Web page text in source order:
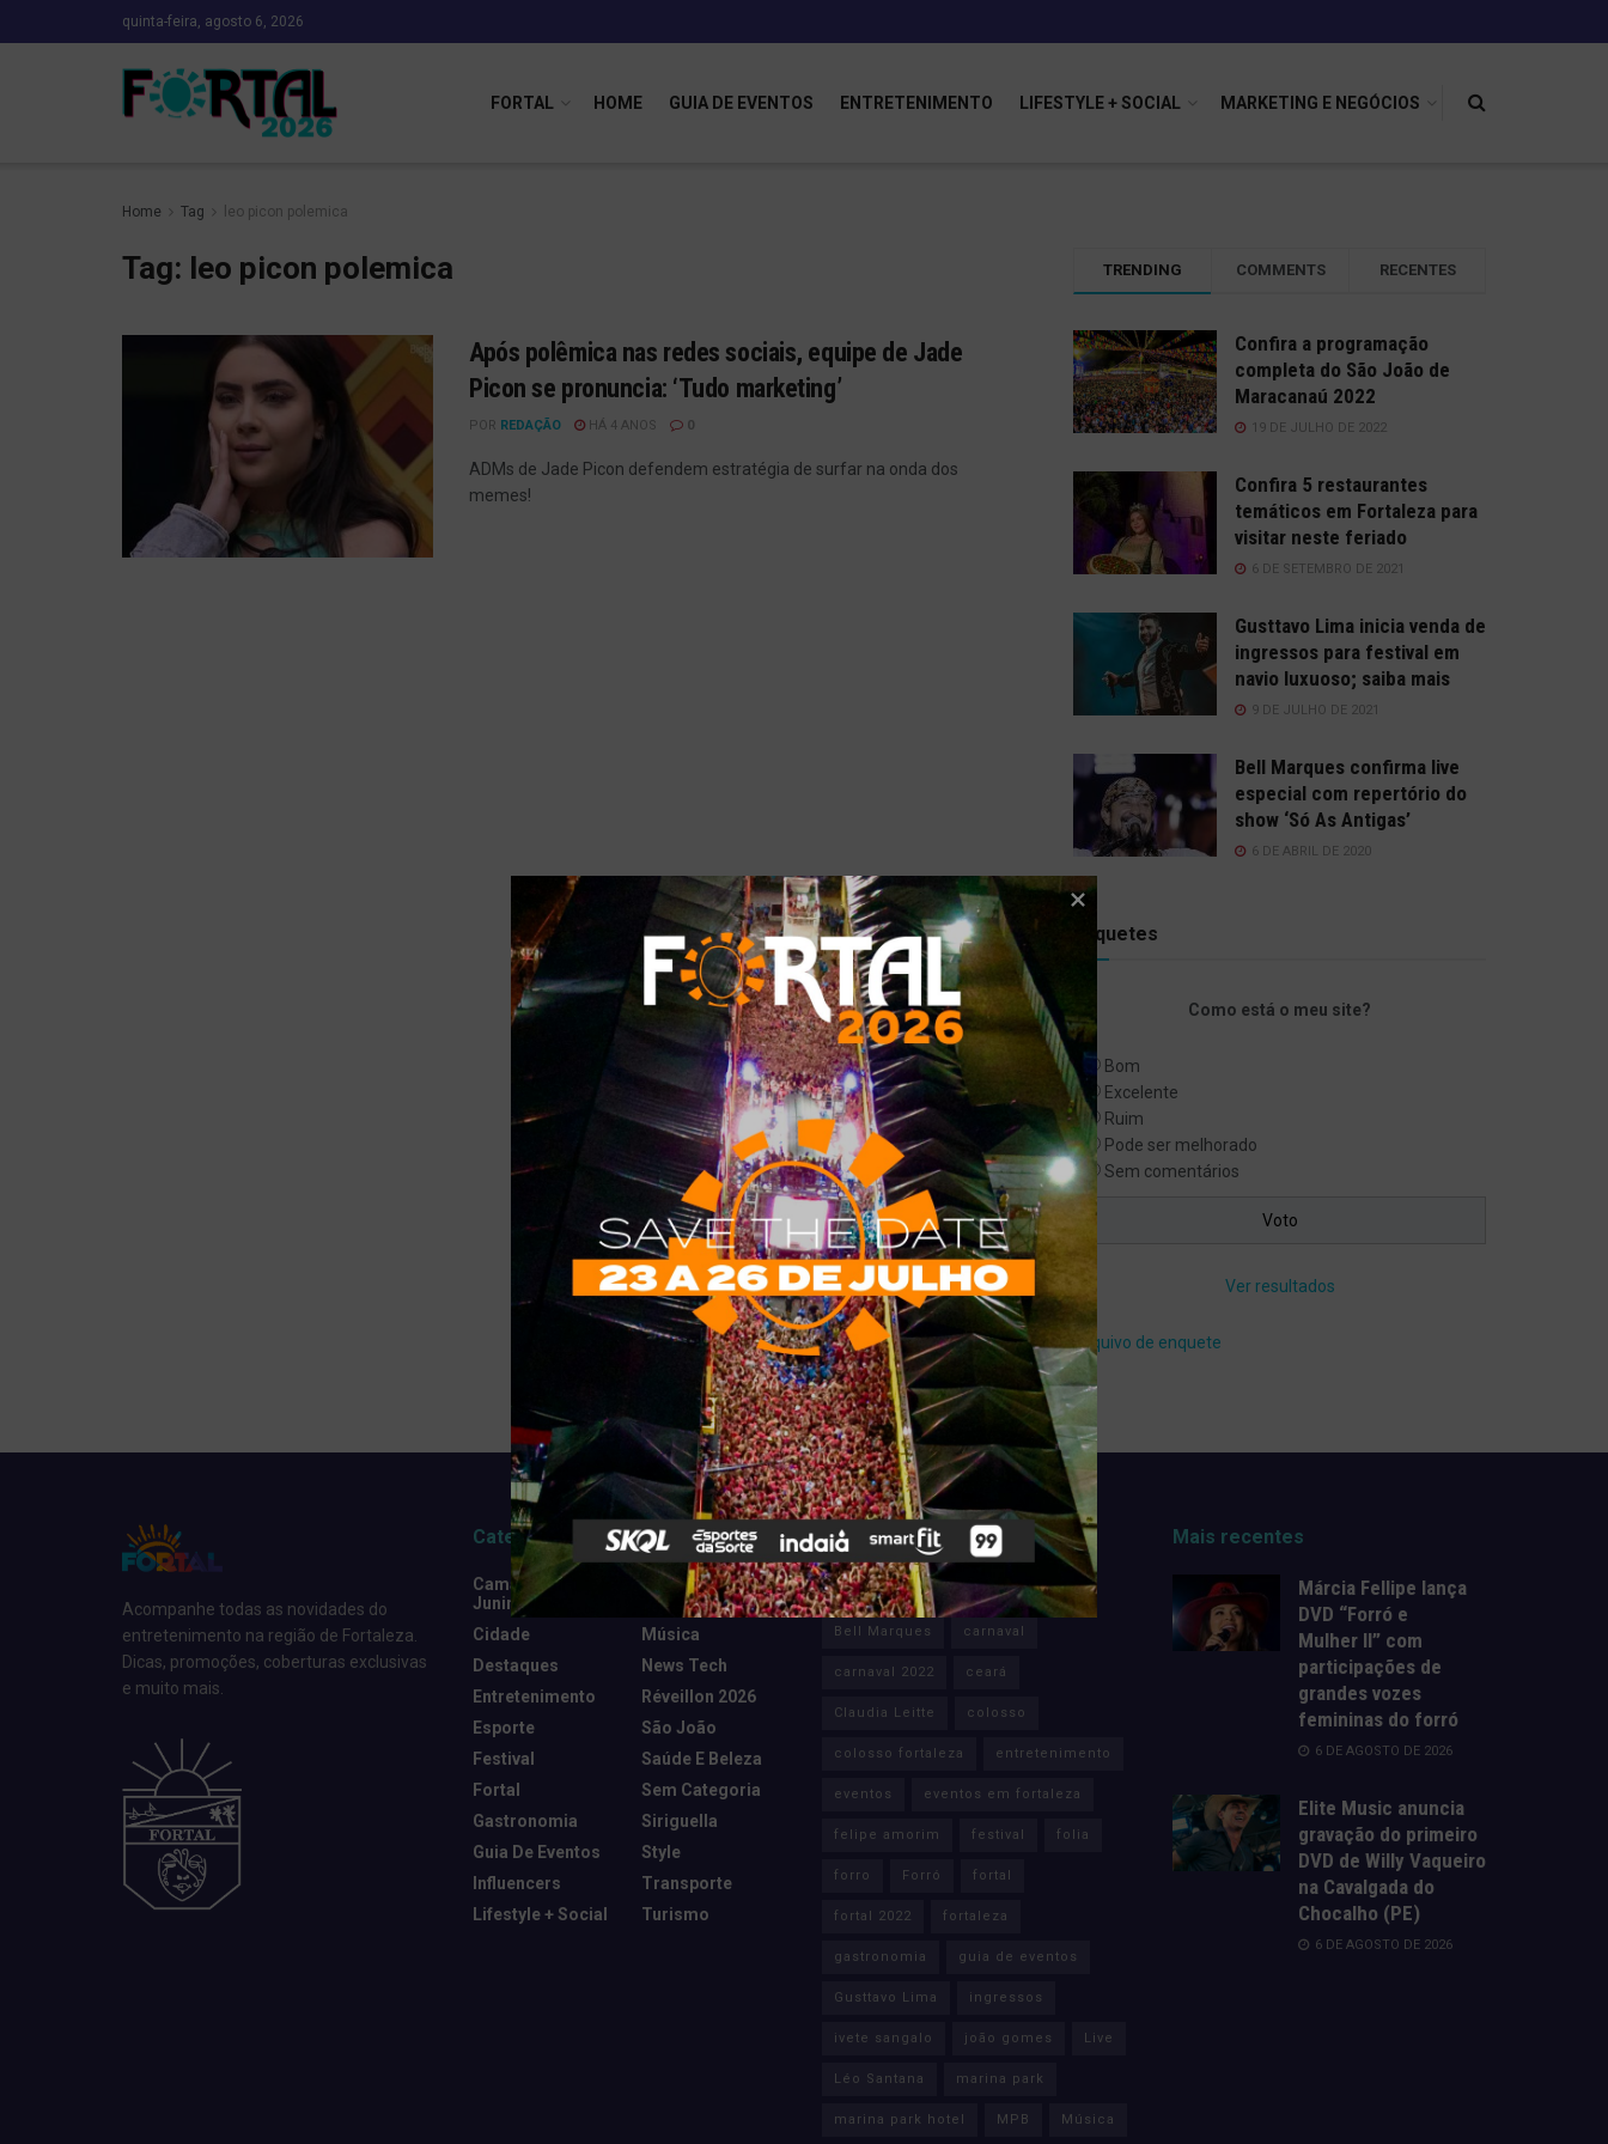
quinta-feira, agosto 6, 2026
FORTAL HOME GUIA DE EVENTOS ENTRETENIMENTO LIFESTYLE + SOCIAL MARKETING E NEGÓCIOS
Home Tag leo picon polemica
Tag: leo picon polemica
Após polêmica nas redes sociais, equipe de Jade
Picon se pronuncia: ‘Tudo marketing’
POR REDAÇÃO HÁ 4 ANOS 0
ADMs de Jade Picon defendem estratégia de surfar na onda dos
memes!
TRENDING COMMENTS RECENTES
Confira a programação
completa do São João de
Maracanaú 2022
19 DE JULHO DE 2022
Confira 5 restaurantes
temáticos em Fortaleza para
visitar neste feriado
6 DE SETEMBRO DE 2021
Gusttavo Lima inicia venda de
ingressos para festival em
navio luxuoso; saiba mais
9 DE JULHO DE 2021
Bell Marques confirma live
especial com repertório do
show ‘Só As Antigas’
6 DE ABRIL DE 2020
Enquetes
Como está o meu site?
Bom
Excelente
Ruim
Pode ser melhorado
Sem comentários
Ver resultados
Arquivo de enquete
Acompanhe todas as novidades do
entretenimento na região de Fortaleza.
Dicas, promoções, coberturas exclusivas
e muito mais.
Categorias
Camarote Vip
Junino
Cidade
Destaques
Entretenimento
Esporte
Festival
Fortal
Gastronomia
Guia De Eventos
Influencers
Lifestyle + Social
Marketing E
Negócios
Música
News Tech
Réveillon 2026
São João
Saúde E Beleza
Sem Categoria
Siriguella
Style
Transporte
Turismo
Tags
Anitta Axé Banda Eva
Bell Marques carnaval
carnaval 2022 ceará
Claudia Leitte colosso
colosso fortaleza entretenimento
eventos eventos em fortaleza
felipe amorim festival folia
forro Forró fortal
fortal 2022 fortaleza
gastronomia guia de eventos
Gusttavo Lima ingressos
ivete sangalo joão gomes Live
Léo Santana marina park
marina park hotel MPB Música
Mais recentes
Márcia Fellipe lança
DVD “Forró e
Mulher II” com
participações de
grandes vozes
femininas do forró
6 DE AGOSTO DE 2026
Elite Music anuncia
gravação do primeiro
DVD de Willy Vaqueiro
na Cavalgada do
Chocalho (PE)
6 DE AGOSTO DE 2026